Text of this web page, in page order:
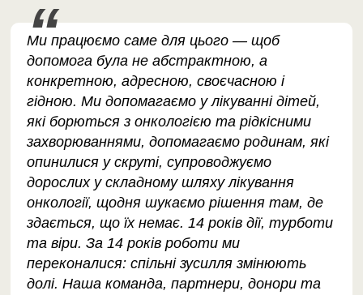
Ми працюємо саме для цього — щоб
допомога була не абстрактною, а
конкретною, адресною, своєчасною і
гідною. Ми допомагаємо у лікуванні дітей,
які борються з онкологією та рідкісними
захворюваннями, допомагаємо родинам, які
опинилися у скруті, супроводжуємо
дорослих у складному шляху лікування
онкології, щодня шукаємо рішення там, де
здається, що їх немає. 14 років дії, турботи
та віри. За 14 років роботи ми
переконалися: спільні зусилля змінюють
долі. Наша команда, партнери, донори та